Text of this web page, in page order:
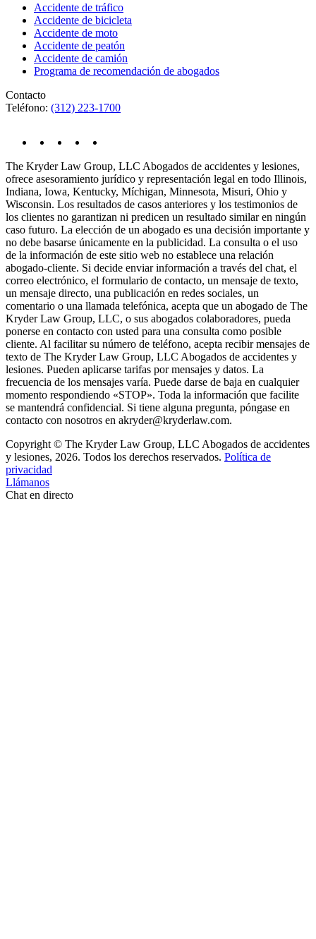
Accidente de tráfico
Accidente de bicicleta
Accidente de moto
Accidente de peatón
Accidente de camión
Programa de recomendación de abogados
Contacto
Teléfono: (312) 223-1700
The Kryder Law Group, LLC Abogados de accidentes y lesiones,
ofrece asesoramiento jurídico y representación legal en todo Illinois,
Indiana, Iowa, Kentucky, Míchigan, Minnesota, Misuri, Ohio y
Wisconsin. Los resultados de casos anteriores y los testimonios de
los clientes no garantizan ni predicen un resultado similar en ningún
caso futuro. La elección de un abogado es una decisión importante y
no debe basarse únicamente en la publicidad. La consulta o el uso
de la información de este sitio web no establece una relación
abogado-cliente. Si decide enviar información a través del chat, el
correo electrónico, el formulario de contacto, un mensaje de texto,
un mensaje directo, una publicación en redes sociales, un
comentario o una llamada telefónica, acepta que un abogado de The
Kryder Law Group, LLC, o sus abogados colaboradores, pueda
ponerse en contacto con usted para una consulta como posible
cliente. Al facilitar su número de teléfono, acepta recibir mensajes de
texto de The Kryder Law Group, LLC Abogados de accidentes y
lesiones. Pueden aplicarse tarifas por mensajes y datos. La
frecuencia de los mensajes varía. Puede darse de baja en cualquier
momento respondiendo «STOP». Toda la información que facilite
se mantendrá confidencial. Si tiene alguna pregunta, póngase en
contacto con nosotros en akryder@kryderlaw.com.
Copyright © The Kryder Law Group, LLC Abogados de accidentes
y lesiones, 2026. Todos los derechos reservados. Política de
privacidad
Llámanos
Chat en directo